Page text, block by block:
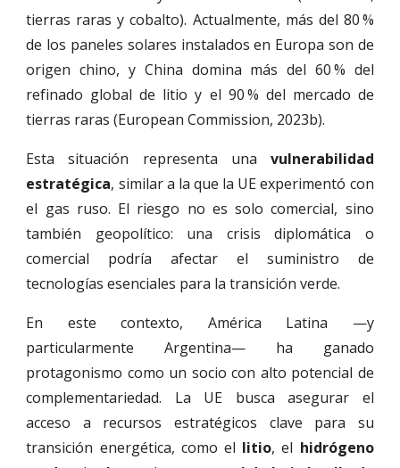
tierras raras y cobalto). Actualmente, más del 80 %
de los paneles solares instalados en Europa son de
origen chino, y China domina más del 60 % del
refinado global de litio y el 90 % del mercado de
tierras raras (European Commission, 2023b).
Esta situación representa una vulnerabilidad
estratégica, similar a la que la UE experimentó con
el gas ruso. El riesgo no es solo comercial, sino
también geopolítico: una crisis diplomática o
comercial podría afectar el suministro de
tecnologías esenciales para la transición verde.
En este contexto, América Latina —y
particularmente Argentina— ha ganado
protagonismo como un socio con alto potencial de
complementariedad. La UE busca asegurar el
acceso a recursos estratégicos clave para su
transición energética, como el litio, el hidrógeno